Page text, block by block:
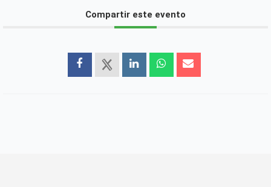
Compartir este evento